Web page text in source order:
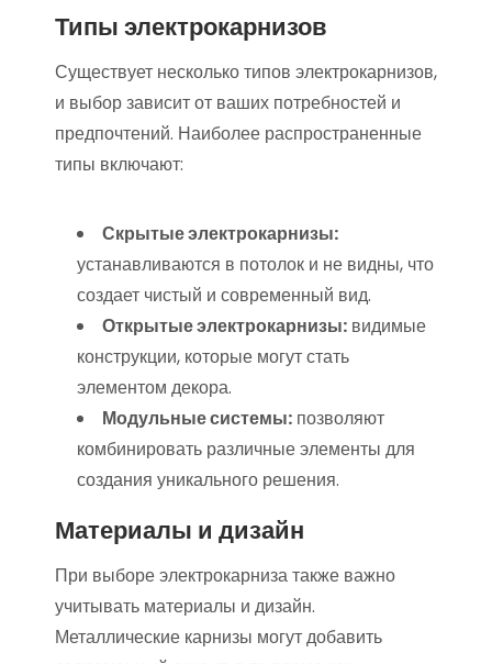
Типы электрокарнизов
Существует несколько типов электрокарнизов,
и выбор зависит от ваших потребностей и
предпочтений. Наиболее распространенные
типы включают:
Скрытые электрокарнизы:
устанавливаются в потолок и не видны, что
создает чистый и современный вид.
Открытые электрокарнизы: видимые
конструкции, которые могут стать
элементом декора.
Модульные системы: позволяют
комбинировать различные элементы для
создания уникального решения.
Материалы и дизайн
При выборе электрокарниза также важно
учитывать материалы и дизайн.
Металлические карнизы могут добавить